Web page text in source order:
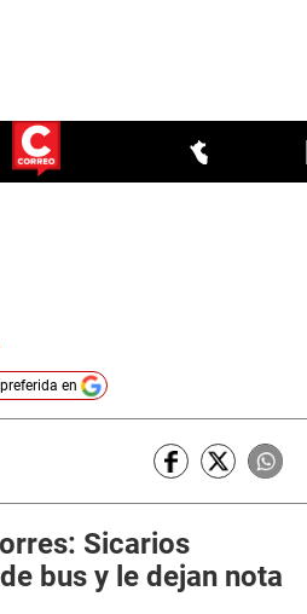
en
Sicarios
bus y le dejan nota